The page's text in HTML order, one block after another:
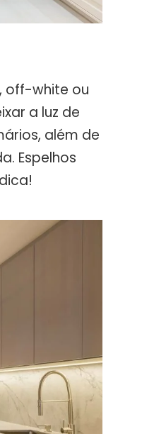
off-white ou
a luz de
além de
Espelhos